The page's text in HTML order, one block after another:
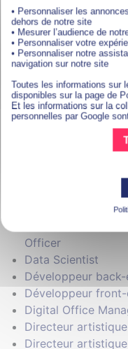
développeur
d'applications
Concepteur
Conseiller clientèle
assurances
Conseiller en
investissements
référencement
référencement
Officer
Data Scientist
Développeur back-
Développeur front-
Digital Office
Directeur artistique
Directeur
• Personnaliser les
dehors de notre site
• Mesurer l’audience de
• Personnaliser votre
• Personnaliser notre
navigation sur notre site
Toutes les informations sur
disponibles sur la page de
Et les informations sur la
personnelles par Google